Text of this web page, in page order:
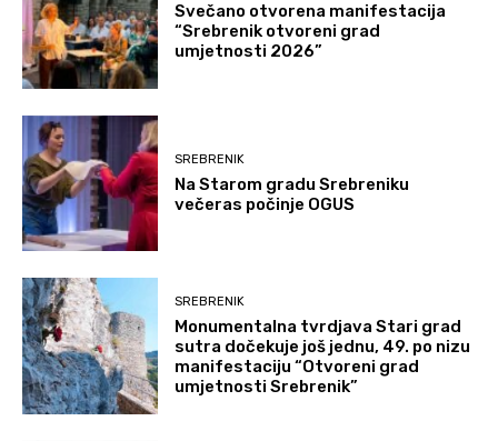
Svečano otvorena manifestacija
“Srebrenik otvoreni grad
umjetnosti 2026”
SREBRENIK
Na Starom gradu Srebreniku
večeras počinje OGUS
SREBRENIK
Monumentalna tvrdjava Stari grad
sutra dočekuje još jednu, 49. po nizu
manifestaciju “Otvoreni grad
umjetnosti Srebrenik”